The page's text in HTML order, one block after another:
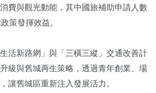
費與觀光動能，其中國旅補助申請人數
策發揮效益。
活新路網」與「三橫三縱」交通改善計
級與舊城再生策略，透過青年創業、場
讓舊城區重新注入發展活力。